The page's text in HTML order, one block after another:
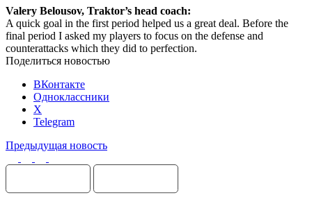
Valery Belousov, Traktor’s head coach:
A quick goal in the first period helped us a great deal. Before the
final period I asked my players to focus on the defense and
counterattacks which they did to perfection.
Поделиться новостью
ВКонтакте
Одноклассники
X
Telegram
Предыдущая новость